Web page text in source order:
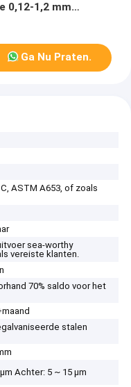
0,12-1,2 mm
dakbedekking
Ga Nu Praten.
ASTM A653, of zoals
sea-worthy
vereiste klanten.
70% saldo voor het
stalen
Achter: 5 ~ 15 μm